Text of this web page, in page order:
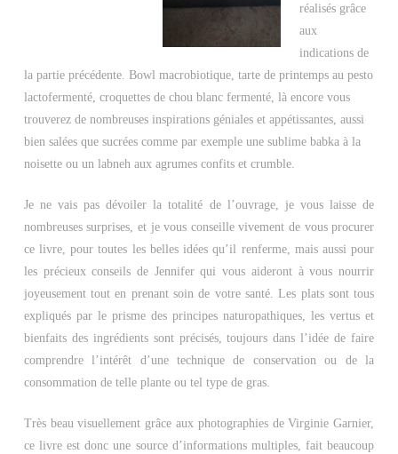
réalisés grâce
aux
indications de
la partie précédente. Bowl macrobiotique, tarte de printemps au pesto
lactofermenté, croquettes de chou blanc fermenté, là encore vous
trouverez de nombreuses inspirations géniales et appétissantes, aussi
bien salées que sucrées comme par exemple une sublime babka à la
noisette ou un labneh aux agrumes confits et crumble.
Je ne vais pas dévoiler la totalité de l’ouvrage, je vous laisse de
nombreuses surprises, et je vous conseille vivement de vous procurer
ce livre, pour toutes les belles idées qu’il renferme, mais aussi pour
les précieux conseils de Jennifer qui vous aideront à vous nourrir
joyeusement tout en prenant soin de votre santé. Les plats sont tous
expliqués par le prisme des principes naturopathiques, les vertus et
bienfaits des ingrédients sont précisés, toujours dans l’idée de faire
comprendre l’intérêt d’une technique de conservation ou de la
consommation de telle plante ou tel type de gras.
Très beau visuellement grâce aux photographies de Virginie Garnier,
ce livre est donc une source d’informations multiples, fait beaucoup